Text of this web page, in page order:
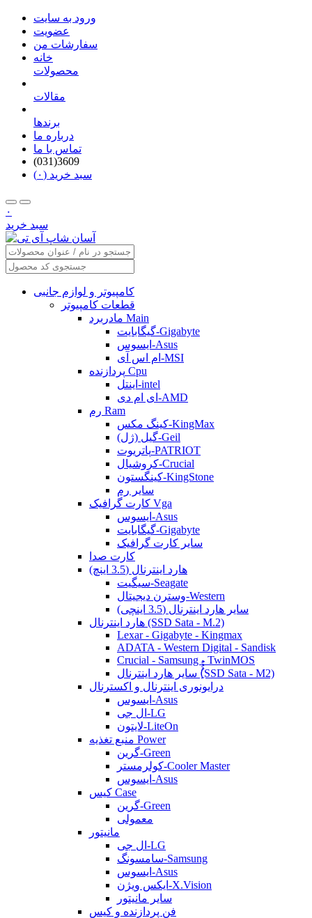
ورود به سایت
عضویت
سفارشات من
خانه
محصولات
مقالات
برندها
درباره ما
تماس با ما
(031)3609
سبد خرید (۰)
۰
سبد خرید
کامپیوتر و لوازم جانبی
قطعات کامپیوتر
مادربرد Main
گیگابایت-Gigabyte
ایسوس-Asus
ام اس آی-MSI
پردازنده Cpu
اینتل-intel
ای ام دی-AMD
رم Ram
کینگ مکس-KingMax
گیل (ژل)-Geil
پاتریوت-PATRIOT
کروشیال-Crucial
کینگستون-KingStone
سایر رم
کارت گرافیک Vga
ایسوس-Asus
گیگابایت-Gigabyte
سایر کارت گرافیک
کارت صدا
هارد اینترنال (3.5 اینچ)
سیگیت-Seagate
وسترن دیجیتال-Western
سایر هارد اینترنال (3.5 اینچی)
هارد اینترنال (SSD Sata - M.2)
Lexar - Gigabyte - Kingmax
ADATA - Western Digital - Sandisk
Crucial - Samsung - TwinMOS
سایر هارد اینترنال (ُُُِSSD Sata - M2)
درایونوری اینترنال و اکسترنال
ایسوس-Asus
ال جی-LG
لایتون-LiteOn
منبع تغذیه Power
گرین-Green
کولرمستر-Cooler Master
ایسوس-Asus
کیس Case
گرین-Green
معمولی
مانیتور
ال جی-LG
سامسونگ-Samsung
ایسوس-Asus
ایکس ویژن-X.Vision
سایر مانیتور
فن پردازنده و کیس